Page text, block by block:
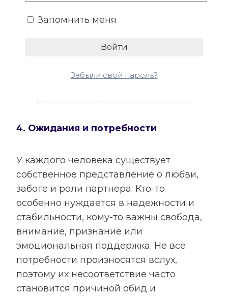
4. Ожидания и потребности
У каждого человека существует
собственное представление о любви,
заботе и роли партнера. Кто-то
особенно нуждается в надежности и
стабильности, кому-то важны свобода,
внимание, признание или
эмоциональная поддержка. Не все
потребности произносятся вслух,
поэтому их несоответствие часто
становится причиной обид и
Запомнить меня
Забыли свой пароль?